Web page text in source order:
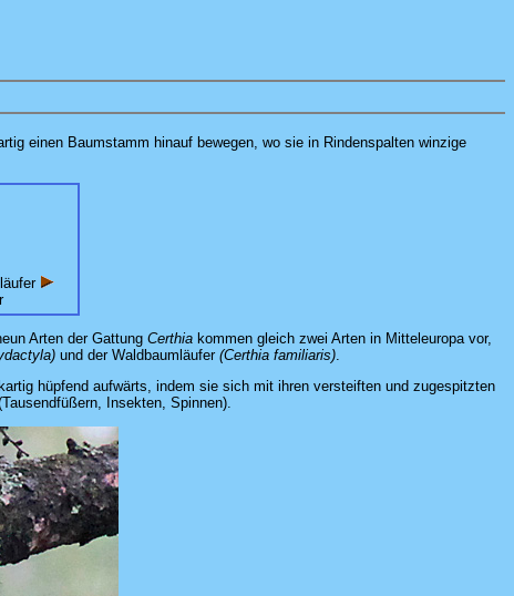
einen Baumstamm hinauf bewegen, wo sie in Rindenspalten winzige
Arten der Gattung Certhia kommen gleich zwei Arten in Mitteleuropa vor,
und der Waldbaumläufer (Certhia familiaris)
hüpfend aufwärts, indem sie sich mit ihren versteiften und zugespitzten
Insekten, Spinnen).